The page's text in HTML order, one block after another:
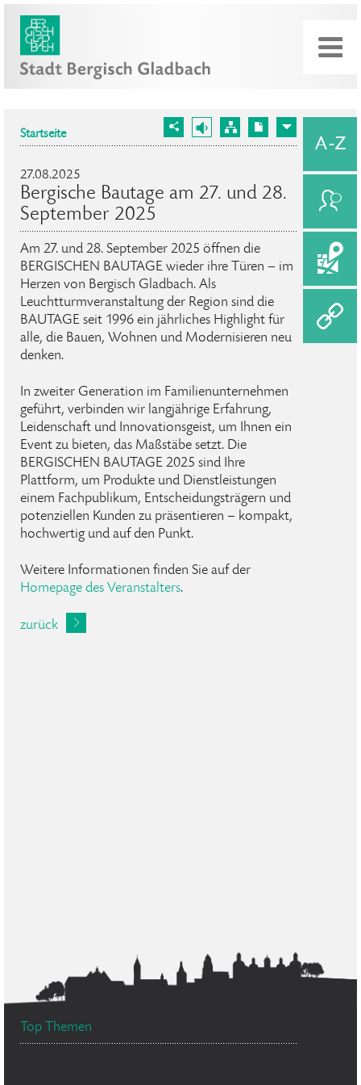
Startseite
27.08.2025
Bergische Bautage am 27. und 28.
September 2025
Am 27. und 28. September 2025 öffnen die
BERGISCHEN BAUTAGE wieder ihre Türen – im
Herzen von Bergisch Gladbach. Als
Leuchtturmveranstaltung der Region sind die
BAUTAGE seit 1996 ein jährliches Highlight für
alle, die Bauen, Wohnen und Modernisieren neu
denken.
In zweiter Generation im Familienunternehmen
geführt, verbinden wir langjährige Erfahrung,
Leidenschaft und Innovationsgeist, um Ihnen ein
Event zu bieten, das Maßstäbe setzt. Die
BERGISCHEN BAUTAGE 2025 sind Ihre
Plattform, um Produkte und Dienstleistungen
einem Fachpublikum, Entscheidungsträgern und
potenziellen Kunden zu präsentieren – kompakt,
hochwertig und auf den Punkt.
Weitere Informationen finden Sie auf der
Homepage des Veranstalters.
zurück
Top Themen